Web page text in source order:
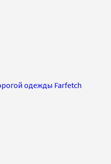
одежды Farfetch